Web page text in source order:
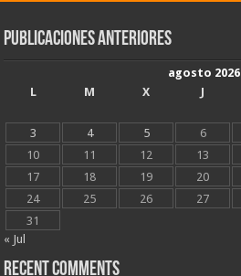
Publicaciones Anteriores
agosto 2026
L
M X J
3
4 5 6
10
11 12 13
17
18 19 20
24
25 26 27
31
« Jul
Recent Comments